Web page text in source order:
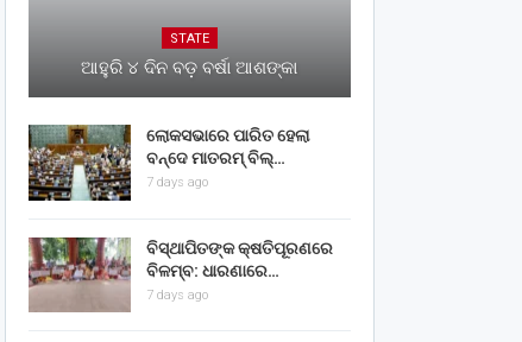
STATE
ଆହୁରି ୪ ଦିନ ବଡ଼ ବର୍ଷା ଆଶଙ୍କା
ଲୋକସଭାରେ ପାରିତ ହେଲା
ବନ୍ଦେ ମାତରମ୍‌ ବିଲ୍‌…
7 days ago
ବିସ୍ଥାପିତଙ୍କ କ୍ଷତିପୂରଣରେ
ବିଳମ୍ବ: ଧାରଣାରେ…
7 days ago